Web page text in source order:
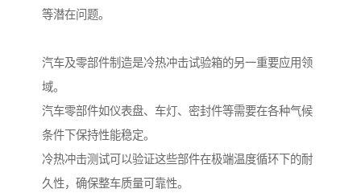
等潜在问题。
汽车及零部件制造是冷热冲击试验箱的另一重要应用领
域。
汽车零部件如仪表盘、车灯、密封件等需要在各种气候
条件下保持性能稳定。
冷热冲击测试可以验证这些部件在极端温度循环下的耐
久性，确保整车质量可靠性。